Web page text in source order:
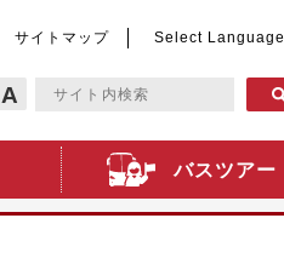
サイトマップ Select Language
A
バスツアー